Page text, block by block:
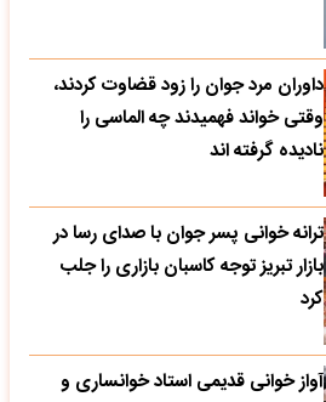
داوران مرد جوان را زود قضاوت کردند،
وقتی خواند فهمیدند چه الماسی را
نادیده گرفته اند
ترانه خوانی پسر جوان با صدای رسا در
بازار تبریز توجه کاسبان بازاری را جلب
کرد
آواز خوانی قدیمی استاد خوانساری و